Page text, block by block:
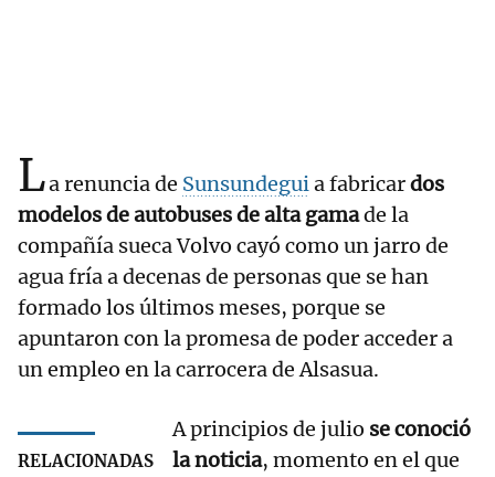
La renuncia de Sunsundeguia fabricardos
modelos de autobuses de alta gamade la
compañía sueca Volvo cayó como un jarro de
agua fría a decenas de personas que se han
formado los últimos meses, porque se
apuntaron con la promesa de poder acceder a
un empleo en la carrocera de Alsasua.
RELACIONADAS
A principios de julio se conoció
la noticia, momento en el que